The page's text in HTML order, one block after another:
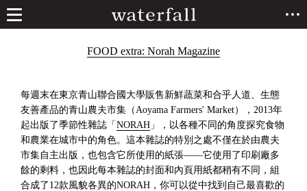
FOOD extra: Norah Magazine
每週末在東京青山聯合國大學販售新鮮蔬菜和合乎人道、生態
友善產品的青山農夫市集（Aoyama Farmers' Market），2013年
起出版了季節性雜誌「NORAH 」，以各種不同的角度探究食物
和農業在城市中的角色。這本雜誌的特別之處不僅在於由農夫
市集自主出版，也包含它所使用的紙張——它使用了印刷廠多
餘的剩料，也因此每本雜誌的封面和內頁用紙都稍有不同，組
合成了12款風貌各異的NORAH，你可以從中找到自己最喜歡的